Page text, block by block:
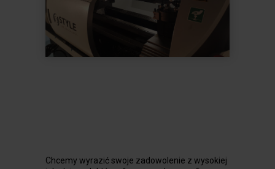
Chcemy wyrazić swoje zadowolenie z wysokiej